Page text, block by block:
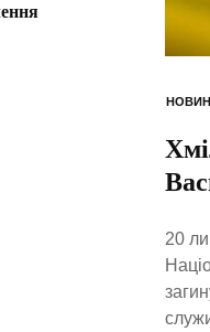
20